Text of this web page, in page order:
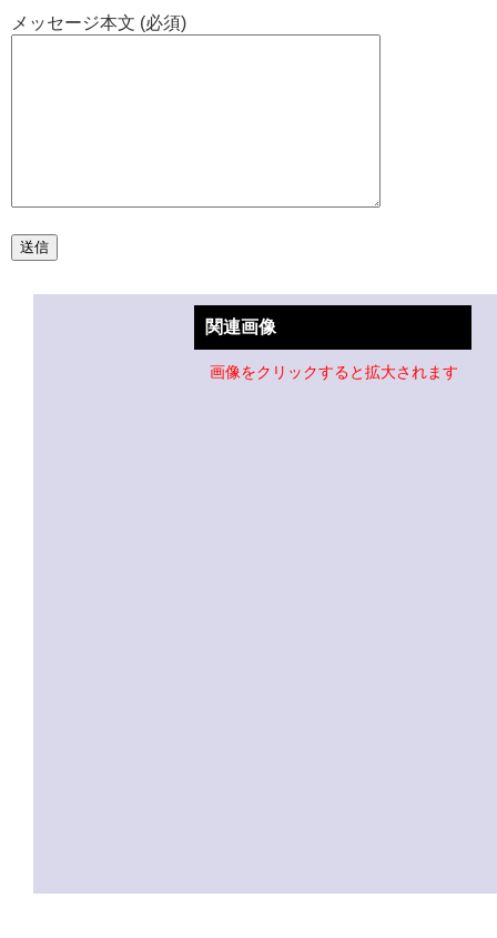
メッセージ本文 (必須)
関連画像
画像をクリックすると拡大されます